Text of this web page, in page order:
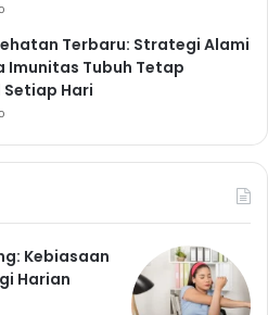
Terbaru: Strategi Alami
Imunitas Tubuh Tetap
Hari
Kebiasaan
Harian